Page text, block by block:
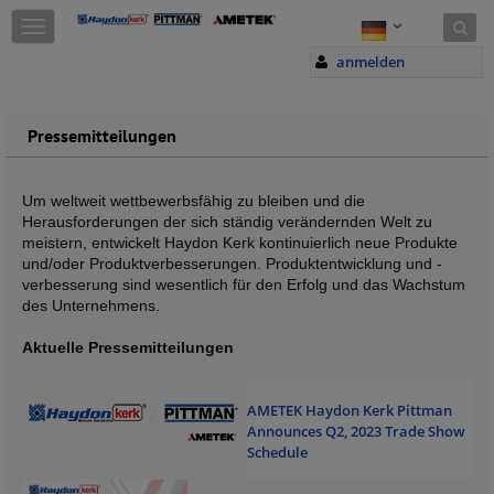
Skip to content
anmelden
T
o
e
n
v
i
g
a
t
i
n
Pressemitteilungen
Um weltweit wettbewerbsfähig zu bleiben und die
Herausforderungen der sich ständig verändernden Welt zu
meistern, entwickelt Haydon Kerk kontinuierlich neue Produkte
und/oder Produktverbesserungen. Produktentwicklung und -
verbesserung sind wesentlich für den Erfolg und das Wachstum
des Unternehmens.
Aktuelle Pressemitteilungen
AMETEK Haydon Kerk Pittman
Announces Q2, 2023 Trade Show
Schedule